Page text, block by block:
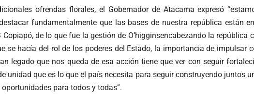
ofrendas florales, el Gobernador de Atacama expresó
fundamentalmente que las bases de nuestra república están
de lo que fue la gestión de O’higginsencabezando la
se hacía del rol de los poderes del Estado, la importancia de
legado que nos queda de esa acción tiene que ver con seguir
unidad que es lo que el país necesita para seguir construyendo juntos
para todos y todas”.